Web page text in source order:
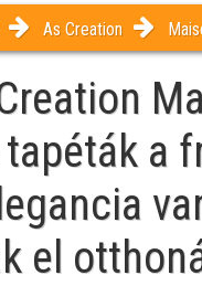
As Creation
a
el